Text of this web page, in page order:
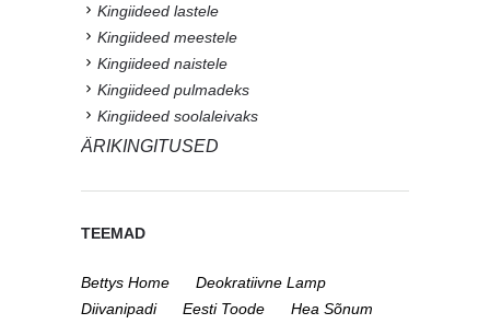
Kingiideed lastele
Kingiideed meestele
Kingiideed naistele
Kingiideed pulmadeks
Kingiideed soolaleivaks
ÄRIKINGITUSED
TEEMAD
Bettys Home
Deokratiivne Lamp
Diivanipadi
Eesti Toode
Hea Sõnum